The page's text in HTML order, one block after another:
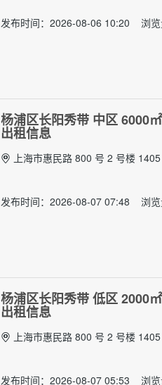
发布时间：2026-08-06 10:20 浏览
杨浦区长阳秀带 中区 6000
出租信息
上海市惠民路 800 号 2 号楼
发布时间：2026-08-07 07:48 浏览
杨浦区长阳秀带 低区 2000
出租信息
上海市惠民路 800 号 2 号楼
发布时间：2026-08-07 05:53 浏览